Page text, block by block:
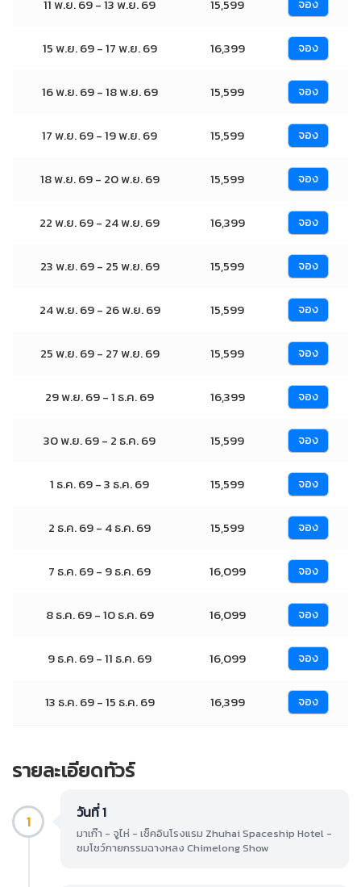
11 พ.ย. 69 - 13 พ.ย. 69 15,599 จอง
15 พ.ย. 69 - 17 พ.ย. 69 16,399 จอง
16 พ.ย. 69 - 18 พ.ย. 69 15,599 จอง
17 พ.ย. 69 - 19 พ.ย. 69 15,599 จอง
18 พ.ย. 69 - 20 พ.ย. 69 15,599 จอง
22 พ.ย. 69 - 24 พ.ย. 69 16,399 จอง
23 พ.ย. 69 - 25 พ.ย. 69 15,599 จอง
24 พ.ย. 69 - 26 พ.ย. 69 15,599 จอง
25 พ.ย. 69 - 27 พ.ย. 69 15,599 จอง
29 พ.ย. 69 - 1 ธ.ค. 69 16,399 จอง
30 พ.ย. 69 - 2 ธ.ค. 69 15,599 จอง
1 ธ.ค. 69 - 3 ธ.ค. 69 15,599 จอง
2 ธ.ค. 69 - 4 ธ.ค. 69 15,599 จอง
7 ธ.ค. 69 - 9 ธ.ค. 69 16,099 จอง
8 ธ.ค. 69 - 10 ธ.ค. 69 16,099 จอง
9 ธ.ค. 69 - 11 ธ.ค. 69 16,099 จอง
13 ธ.ค. 69 - 15 ธ.ค. 69 16,399 จอง
รายละเอียดทัวร์
1 วันที่ 1
มาเก๊า - จูไห่ - เช็คอินโรงแรม Zhuhai Spaceship Hotel -
ชมโชว์กายกรรมฉางหลง Chimelong Show